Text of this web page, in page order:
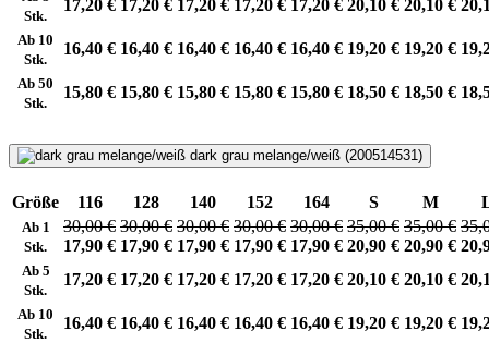
Stk.
17,20 € 17,20 € 17,20 € 17,20 € 17,20 € 20,10 € 20,10 €
Ab 10
Stk.
16,40 € 16,40 € 16,40 € 16,40 € 16,40 € 19,20 € 19,20 €
Ab 50
Stk.
15,80 € 15,80 € 15,80 € 15,80 € 15,80 € 18,50 € 18,50 €
dark grau melange/weiß (200514531)
Größe 116 128 140 152 164 S M
Ab 1
Stk.
30,00 €
17,90 €
30,00 €
17,90 €
30,00 €
17,90 €
30,00 €
17,90 €
30,00 €
17,90 €
35,00 €
20,90 €
35,00 €
20,90 €
Ab 5
Stk.
17,20 € 17,20 € 17,20 € 17,20 € 17,20 € 20,10 € 20,10 €
Ab 10
Stk.
16,40 € 16,40 € 16,40 € 16,40 € 16,40 € 19,20 € 19,20 €